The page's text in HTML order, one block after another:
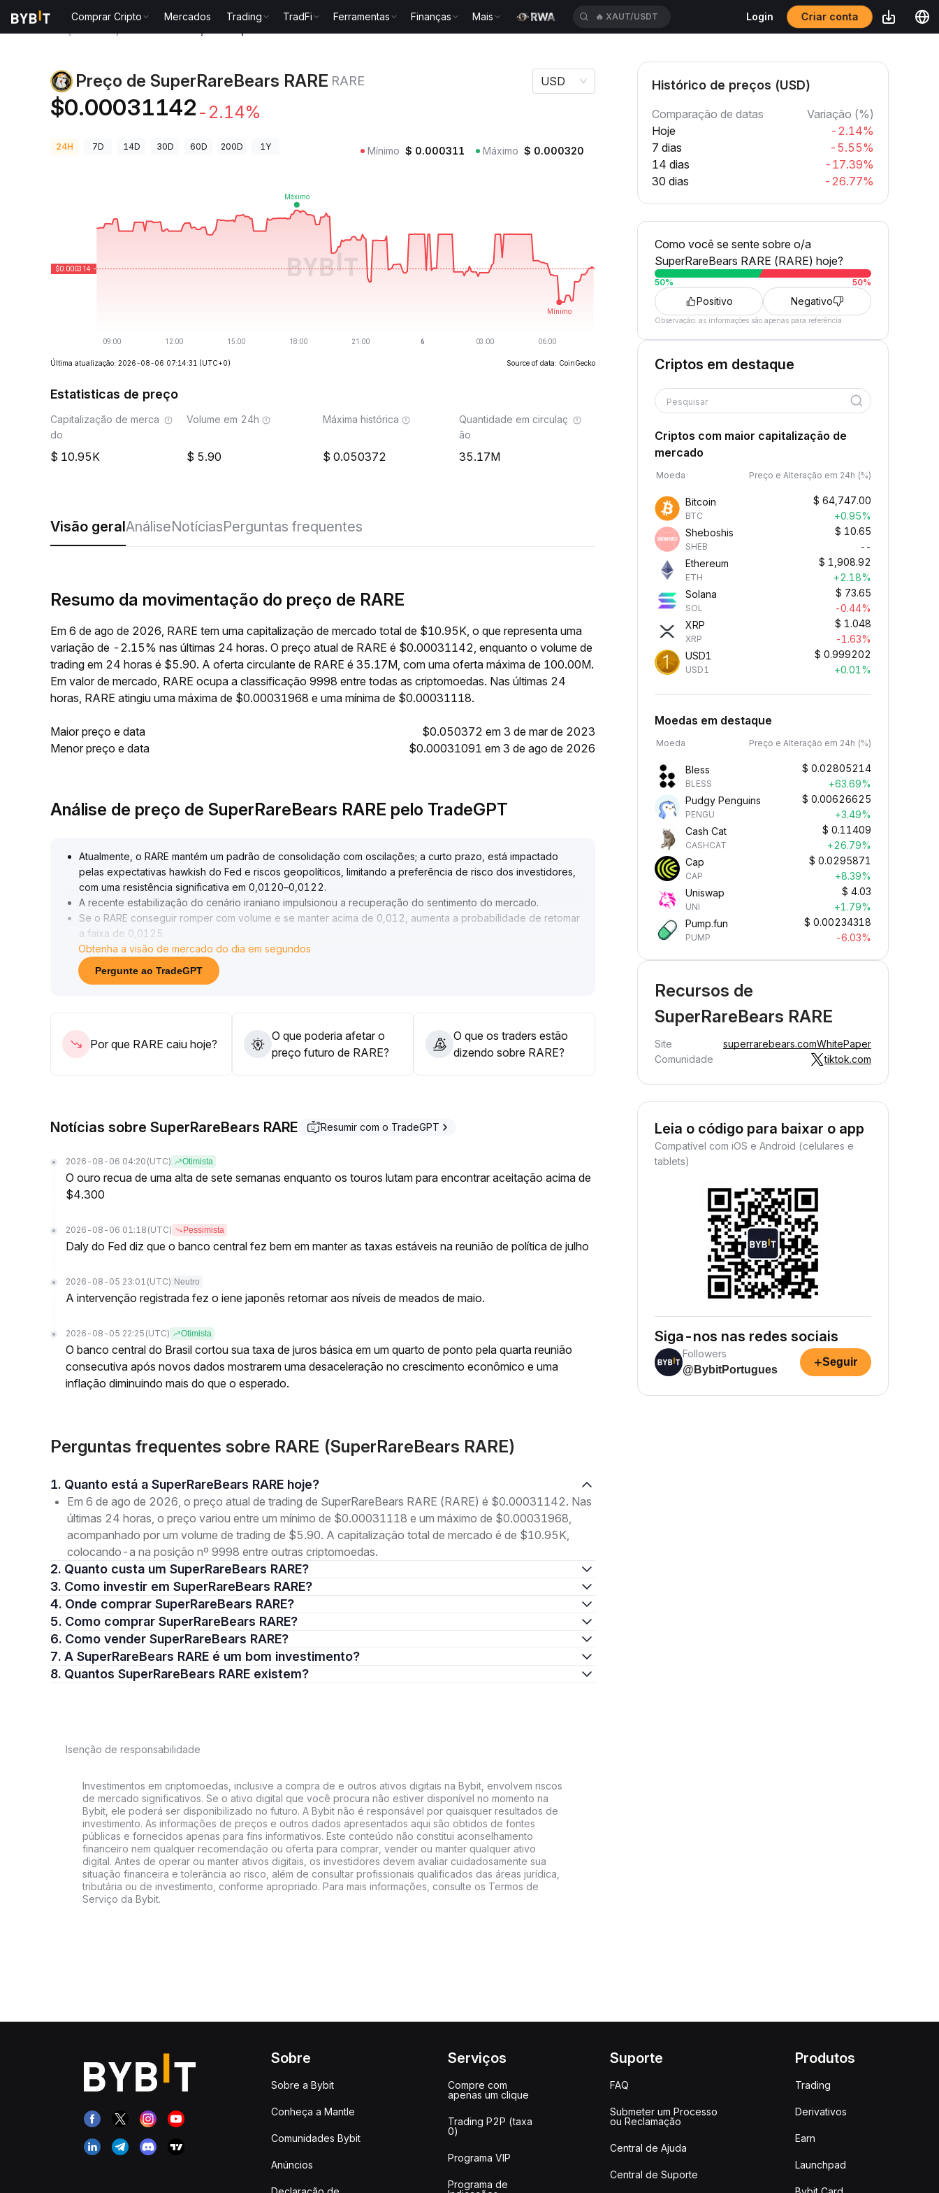
Comprar Cripto Mercados Trading TradFi Ferramentas Finanças Mais 🔥 XAUT/USDT Login Criar conta
Preço de SuperRareBears RARE RARE
$0.00031142 -2.14%
USD
24H 7D 14D 30D 60D 200D 1Y Mínimo $ 0.000311 Máximo $ 0.000320
Última atualização: 2026-08-06 07:14:31 (UTC+0) Source of data: CoinGecko
Estatisticas de preço
Capitalização de merca
do
10.95K
Volume em 24h
5.90
Máxima histórica
0.050372
Quantidade em circulaç
ão
35.17M
Visão geralAnáliseNotíciasPerguntas frequentes
Resumo da movimentação do preço de RARE
Em 6 de ago de 2026, RARE tem uma capitalização de mercado total de $10.95K, o que representa uma
variação de -2.15% nas últimas 24 horas. O preço atual de RARE é $0.00031142, enquanto o volume de
trading em 24 horas é $5.90. A oferta circulante de RARE é 35.17M, com uma oferta máxima de 100.00M.
Em valor de mercado, RARE ocupa a classificação 9998 entre todas as criptomoedas. Nas últimas 24
horas, RARE atingiu uma máxima de $0.00031968 e uma mínima de $0.00031118.
Maior preço e data
$0.050372 em 3 de mar de 2023
Menor preço e data
$0.00031091 em 3 de ago de 2026
Análise de preço de SuperRareBears RARE pelo TradeGPT
Atualmente, o RARE mantém um padrão de consolidação com oscilações; a curto prazo, está impactado
pelas expectativas hawkish do Fed e riscos geopolíticos, limitando a preferência de risco dos investidores,
com uma resistência significativa em 0,0120–0,0122.
A recente estabilização do cenário iraniano impulsionou a recuperação do sentimento do mercado.
Se o RARE conseguir romper com volume e se manter acima de 0,012, aumenta a probabilidade de retomar
a faixa de 0,0125
Sugestão operacional: monitorar a variação do volume de negociações; tratar como faixa de consolidação
enquanto não romper 0,0122, e após a ruptura e estabilização, pode aumentar a exposição de maneira
adequada
Obtenha a visão de mercado do dia em segundos
Pergunte ao TradeGPT
Por que RARE caiu hoje?
O que poderia afetar o
preço futuro de RARE?
O que os traders estão
dizendo sobre RARE?
Notícias sobre SuperRareBears RARE Resumir com o TradeGPT
2026-08-06 04:20 (UTC) Otimista
O ouro recua de uma alta de sete semanas enquanto os touros lutam para encontrar aceitação acima de
$4.300
2026-08-06 01:18 (UTC) Pessimista
Daly do Fed diz que o banco central fez bem em manter as taxas estáveis na reunião de política de julho
2026-08-05 23:01 (UTC) Neutro
A intervenção registrada fez o iene japonês retornar aos níveis de meados de maio.
2026-08-05 22:25 (UTC) Otimista
O banco central do Brasil cortou sua taxa de juros básica em um quarto de ponto pela quarta reunião
consecutiva após novos dados mostrarem uma desaceleração no crescimento econômico e uma
inflação diminuindo mais do que o esperado.
Perguntas frequentes sobre RARE (SuperRareBears RARE)
1. Quanto está a SuperRareBears RARE hoje?
Em 6 de ago de 2026, o preço atual de trading de SuperRareBears RARE (RARE) é $0.00031142. Nas
últimas 24 horas, o preço variou entre um mínimo de $0.00031118 e um máximo de $0.00031968,
acompanhado por um volume de trading de $5.90. A capitalização total de mercado é de $10.95K,
colocando-a na posição nº 9998 entre outras criptomoedas.
2. Quanto custa um SuperRareBears RARE?
3. Como investir em SuperRareBears RARE?
4. Onde comprar SuperRareBears RARE?
5. Como comprar SuperRareBears RARE?
6. Como vender SuperRareBears RARE?
7. A SuperRareBears RARE é um bom investimento?
8. Quantos SuperRareBears RARE existem?
Isenção de responsabilidade
Investimentos em criptomoedas, inclusive a compra de e outros ativos digitais na Bybit, envolvem riscos
de mercado significativos. Se o ativo digital que você procura não estiver disponível no momento na
Bybit, ele poderá ser disponibilizado no futuro. A Bybit não é responsável por quaisquer resultados de
investimento. As informações de preços e outros dados apresentados aqui são obtidos de fontes
públicas e fornecidos apenas para fins informativos. Este conteúdo não constitui aconselhamento
financeiro nem qualquer recomendação ou oferta para comprar, vender ou manter qualquer ativo
digital. Antes de operar ou manter ativos digitais, os investidores devem avaliar cuidadosamente sua
situação financeira e tolerância ao risco, além de consultar profissionais qualificados das áreas jurídica,
tributária ou de investimento, conforme apropriado. Para mais informações, consulte os Termos de
Serviço da Bybit.
Histórico de preços (USD)
Comparação de datas
Variação (%)
Hoje
-2.14%
7 dias
-5.55%
14 dias
-17.39%
30 dias
-26.77%
Como você se sente sobre o/a
SuperRareBears RARE (RARE) hoje?
50% 50%
Positivo Negativo
Observação: as informações são apenas para referência.
Criptos em destaque
Pesquisar
Criptos com maior capitalização de
mercado
Moeda Preço e Alteração em 24h (%)
Bitcoin
BTC
$ 64,747.00
+0.95%
Sheboshis
SHEB
$ 10.65
--
Ethereum
ETH
$ 1,908.92
+2.18%
Solana
SOL
$ 73.65
-0.44%
XRP
XRP
$ 1.048
-1.63%
USD1
USD1
$ 0.999202
+0.01%
Moedas em destaque
Moeda Preço e Alteração em 24h (%)
Bless
BLESS
$ 0.02805214
+63.69%
Pudgy Penguins
PENGU
$ 0.00626625
+3.49%
Cash Cat
CASHCAT
$ 0.11409
+26.79%
Cap
CAP
$ 0.0295871
+8.39%
Uniswap
UNI
$ 4.03
+1.79%
Pump.fun
PUMP
$ 0.00234318
-6.03%
Recursos de
SuperRareBears RARE
Site superrarebears.comWhitePaper
Comunidade
tiktok.com
Leia o código para baixar o app
Compatível com iOS e Android (celulares e
tablets)
Siga-nos nas redes sociais
Followers
@BybitPortugues
+Seguir
Sobre
Sobre a Bybit
Conheça a Mantle
Comunidades Bybit
Anúncios
Serviços
Compre com
apenas um clique
Trading P2P (taxa
0)
Programa VIP
Programa de
Suporte
FAQ
Submeter um Processo
ou Reclamação
Central de Ajuda
Central de Suporte
Produtos
Trading
Derivativos
Earn
Launchpad